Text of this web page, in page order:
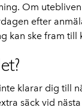
Om
efter
kan ske fram till
klarar dig till
säck vid